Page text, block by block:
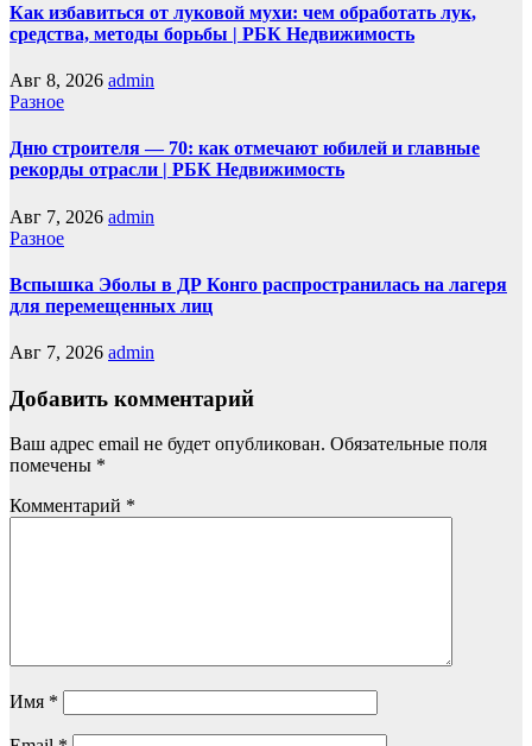
Как избавиться от луковой мухи: чем обработать лук,
средства, методы борьбы | РБК Недвижимость
Авг 8, 2026 admin
Разное
Дню строителя — 70: как отмечают юбилей и главные
рекорды отрасли | РБК Недвижимость
Авг 7, 2026 admin
Разное
Вспышка Эболы в ДР Конго распространилась на лагеря
для перемещенных лиц
Авг 7, 2026 admin
Добавить комментарий
Ваш адрес email не будет опубликован. Обязательные поля
помечены *
Комментарий *
Имя *